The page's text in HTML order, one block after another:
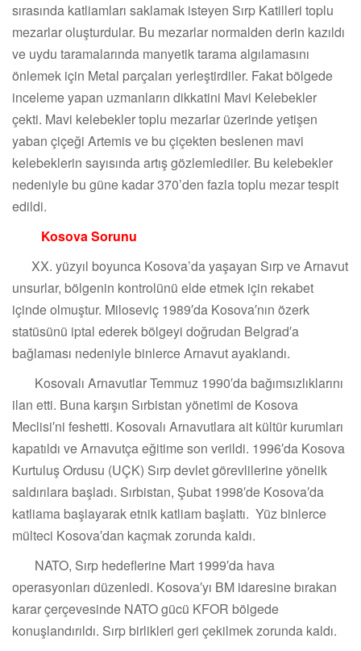
sırasında katliamları saklamak isteyen Sırp Katilleri toplu
mezarlar oluşturdular. Bu mezarlar normalden derin kazıldı
ve uydu taramalarında manyetik tarama algılamasını
önlemek için Metal parçaları yerleştirdiler. Fakat bölgede
inceleme yapan uzmanların dikkatini Mavi Kelebekler
çekti. Mavi kelebekler toplu mezarlar üzerinde yetişen
yaban çiçeği Artemis ve bu çiçekten beslenen mavi
kelebeklerin sayısında artış gözlemlediler. Bu kelebekler
nedeniyle bu güne kadar 370’den fazla toplu mezar tespit
edildi.
Kosova Sorunu
XX. yüzyıl boyunca Kosova’da yaşayan Sırp ve Arnavut
unsurlar, bölgenin kontrolünü elde etmek için rekabet
içinde olmuştur. Miloseviç 1989′da Kosova′nın özerk
statüsünü iptal ederek bölgeyi doğrudan Belgrad′a
bağlaması nedeniyle binlerce Arnavut ayaklandı.
Kosovalı Arnavutlar Temmuz 1990′da bağımsızlıklarını
ilan etti. Buna karşın Sırbistan yönetimi de Kosova
Meclisi′ni feshetti. Kosovalı Arnavutlara ait kültür kurumları
kapatıldı ve Arnavutça eğitime son verildi. 1996′da Kosova
Kurtuluş Ordusu (UÇK) Sırp devlet görevlilerine yönelik
saldırılara başladı. Sırbistan, Şubat 1998′de Kosova′da
katliama başlayarak etnik katliam başlattı. Yüz binlerce
mülteci Kosova′dan kaçmak zorunda kaldı.
NATO, Sırp hedeflerine Mart 1999′da hava
operasyonları düzenledi. Kosova′yı BM idaresine bırakan
karar çerçevesinde NATO gücü KFOR bölgede
konuşlandırıldı. Sırp birlikleri geri çekilmek zorunda kaldı.